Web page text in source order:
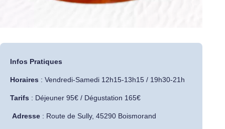
Infos Pratiques
Horaires : Vendredi-Samedi 12h15-13h15 / 19h30-21h
Tarifs : Déjeuner 95€ / Dégustation 165€
Adresse : Route de Sully, 45290 Boismorand